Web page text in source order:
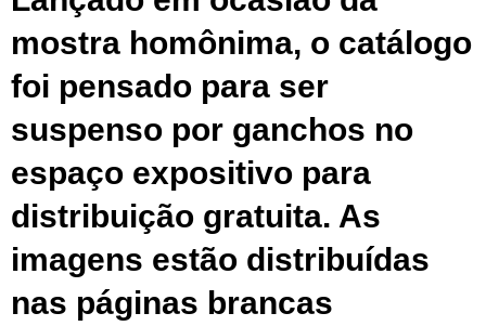
mostra homônima, o catálogo
foi pensado para ser
suspenso por ganchos no
espaço expositivo para
distribuição gratuita. As
imagens estão distribuídas
nas páginas brancas